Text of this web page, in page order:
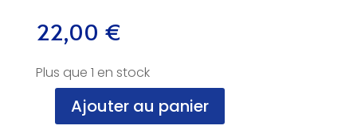
22,00 €
Plus que 1 en stock
quantitéAjouter au panier